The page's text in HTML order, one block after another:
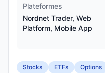
Plateformes
Nordnet Trader, Web
Platform, Mobile App
Stocks ETFs Options